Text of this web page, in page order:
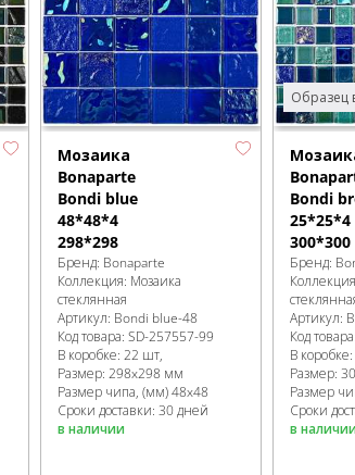
Мозаика
Bonaparte
Bondi blue
48*48*4
298*298
Бренд: Bonaparte
Коллекция: Мозаика
стеклянная
Артикул: Bondi blue-48
Код товара: SD-257557-99
В коробке: 22 шт,
Размер: 298x298 мм
Размер чипа, (мм)48x48
Сроки доставки: 30 дней
в наличии
Образец
Bondi
25*25*4
300*300
Бренд:
Артикул:
Код товара:
В коробке:
Размер:
Размер
Сроки
в наличии